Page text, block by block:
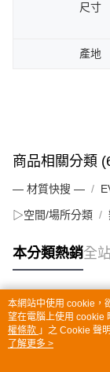
尺寸
產地
商品相關分類
— 材質快搜 —
▷空間/場所分類
本分類熱銷全
熱門標籤
本網站中使用 cookie，
望在電腦上使用 cookie
權條款 」之 Cookie 聲
用條款之 Cookie 聲明使
了解更多 >